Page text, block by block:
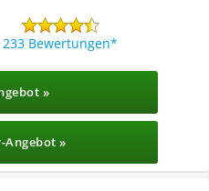
233 Bewertungen
»
Angebot »